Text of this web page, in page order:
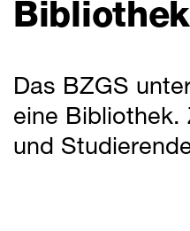
Bibliothek
Das BZGS
eine Bibliothek.
und
Berufsprüfungen
Online-Lehrgänge
Zusatzangebote
Zur Übersicht